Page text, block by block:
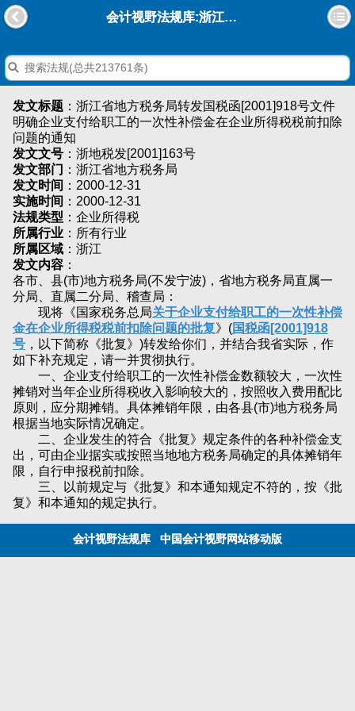
会计视野法规库:浙江省地方税务局转发国税函[2001]918号文件明确企业支付给职工的一次性补偿金在企业所得税税前扣除问题的通知
发文标题 ：浙江省地方税务局转发国税函[2001]918号文件
明确企业支付给职工的一次性补偿金在企业所得税税前扣除
问题的通知
发文文号 ：浙地税发[2001]163号
发文部门 ：浙江省地方税务局
发文时间 ：2000-12-31
实施时间 ：2000-12-31
法规类型 ：企业所得税
所属行业 ：所有行业
所属区域 ：浙江
发文内容 ：
各市、县(市)地方税务局(不发宁波)，省地方税务局直属一
分局、直属二分局、稽查局：
现将《国家税务总局关于企业支付给职工的一次性补偿
金在企业所得税税前扣除问题的批复》(国税函[2001]918
号 ，以下简称《批复》)转发给你们，并结合我省实际，作
如下补充规定，请一并贯彻执行。
一、企业支付给职工的一次性补偿金数额较大，一次性
摊销对当年企业所得税收入影响较大的，按照收入费用配比
原则，应分期摊销。具体摊销年限，由各县(市)地方税务局
根据当地实际情况确定。
二、企业发生的符合《批复》规定条件的各种补偿金支
出，可由企业据实或按照当地地方税务局确定的具体摊销年
限，自行申报税前扣除。
三、以前规定与《批复》和本通知规定不符的，按《批
复》和本通知的规定执行。
会计视野法规库 中国会计视野网站移动版